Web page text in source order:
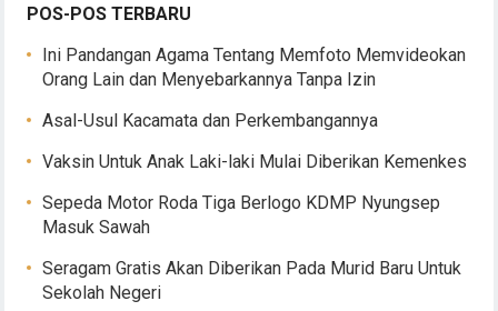
POS-POS TERBARU
Ini Pandangan Agama Tentang Memfoto Memvideokan
Orang Lain dan Menyebarkannya Tanpa Izin
Asal-Usul Kacamata dan Perkembangannya
Vaksin Untuk Anak Laki-laki Mulai Diberikan Kemenkes
Sepeda Motor Roda Tiga Berlogo KDMP Nyungsep
Masuk Sawah
Seragam Gratis Akan Diberikan Pada Murid Baru Untuk
Sekolah Negeri